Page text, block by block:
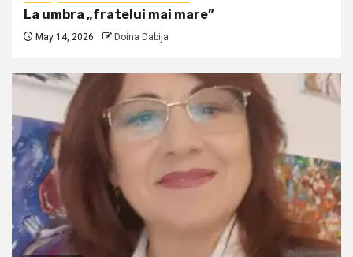
La umbra „fratelui mai mare”
May 14, 2026 Doina Dabija